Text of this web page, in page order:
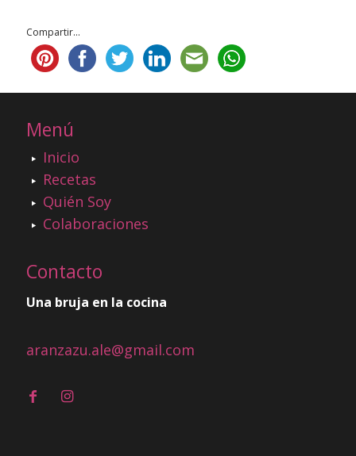
Compartir...
Menú
Inicio
Recetas
Quién Soy
Colaboraciones
Contacto
Una bruja en la cocina
aranzazu.ale@gmail.com